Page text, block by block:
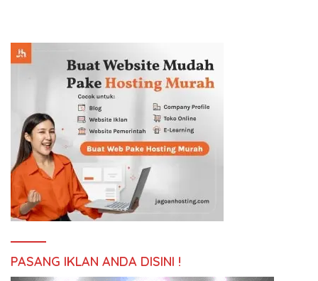
PASANG IKLAN ANDA DISINI !